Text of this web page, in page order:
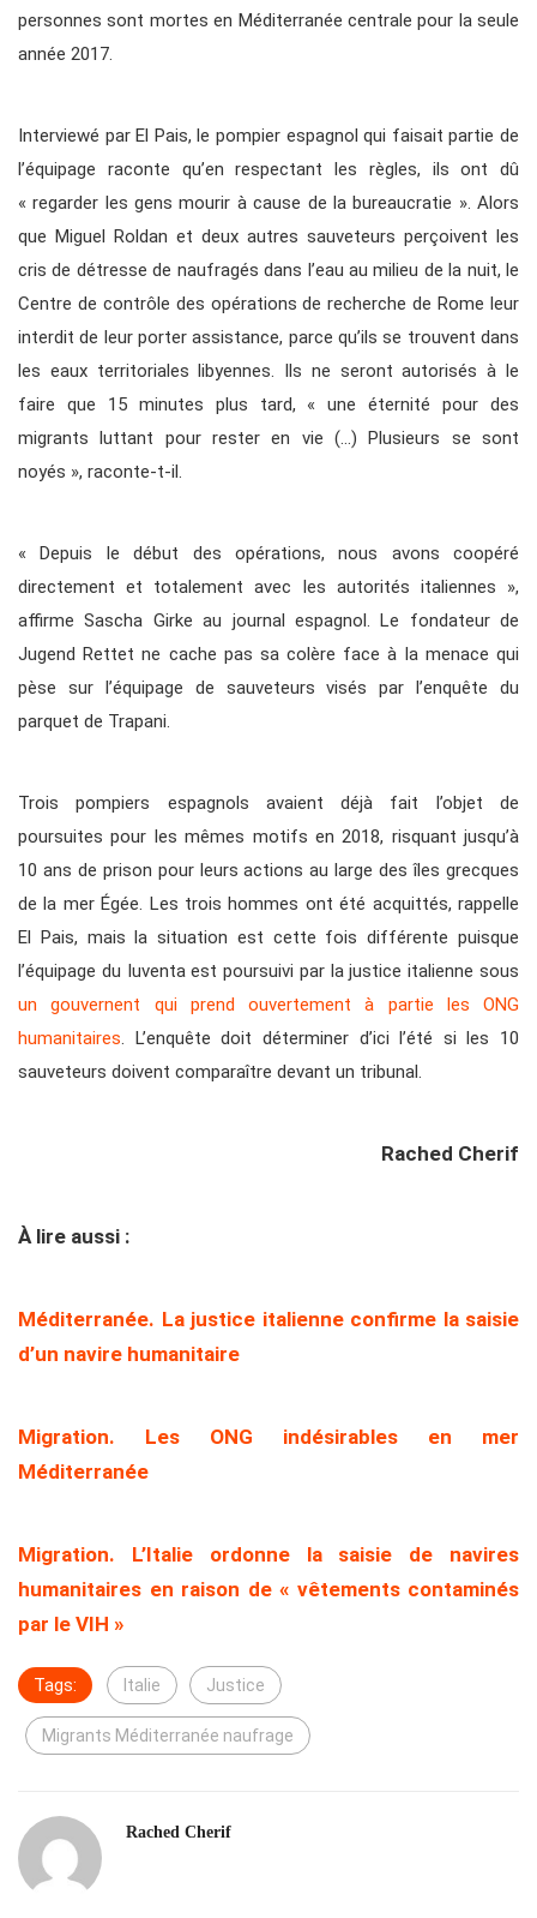
personnes sont mortes en Méditerranée centrale pour la seule
année 2017.
Interviewé par El Pais, le pompier espagnol qui faisait partie de
l’équipage raconte qu’en respectant les règles, ils ont dû
« regarder les gens mourir à cause de la bureaucratie ». Alors
que Miguel Roldan et deux autres sauveteurs perçoivent les
cris de détresse de naufragés dans l’eau au milieu de la nuit, le
Centre de contrôle des opérations de recherche de Rome leur
interdit de leur porter assistance, parce qu’ils se trouvent dans
les eaux territoriales libyennes. Ils ne seront autorisés à le
faire que 15 minutes plus tard, « une éternité pour des
migrants luttant pour rester en vie (…) Plusieurs se sont
noyés », raconte-t-il.
« Depuis le début des opérations, nous avons coopéré
directement et totalement avec les autorités italiennes »,
affirme Sascha Girke au journal espagnol. Le fondateur de
Jugend Rettet ne cache pas sa colère face à la menace qui
pèse sur l’équipage de sauveteurs visés par l’enquête du
parquet de Trapani.
Trois pompiers espagnols avaient déjà fait l’objet de
poursuites pour les mêmes motifs en 2018, risquant jusqu’à
10 ans de prison pour leurs actions au large des îles grecques
de la mer Égée. Les trois hommes ont été acquittés, rappelle
El Pais, mais la situation est cette fois différente puisque
l’équipage du Iuventa est poursuivi par la justice italienne sous
un gouvernent qui prend ouvertement à partie les ONG
humanitaires. L’enquête doit déterminer d’ici l’été si les 10
sauveteurs doivent comparaître devant un tribunal.
Rached Cherif
À lire aussi :
Méditerranée. La justice italienne confirme la saisie
d’un navire humanitaire
Migration. Les ONG indésirables en mer
Méditerranée
Migration. L’Italie ordonne la saisie de navires
humanitaires en raison de « vêtements contaminés
par le VIH »
Tags: Italie Justice
Migrants Méditerranée naufrage
Rached Cherif